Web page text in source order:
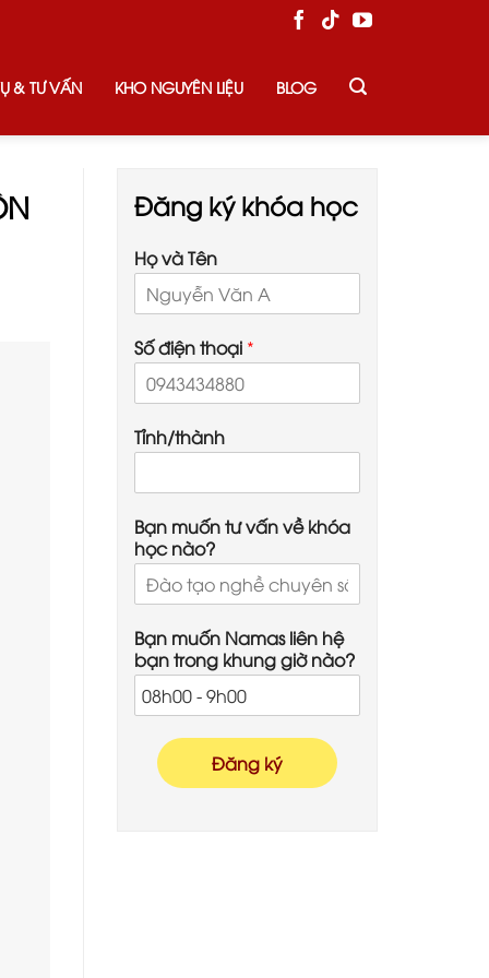
& TƯ VẤN KHO NGUYÊN LIỆU BLOG
Đăng ký khóa học
Họ và Tên
Số điện thoại *
Tỉnh/thành
Bạn muốn tư vấn về khóa
học nào?
Bạn muốn Namas liên hệ
bạn trong khung giờ nào?
Đăng ký